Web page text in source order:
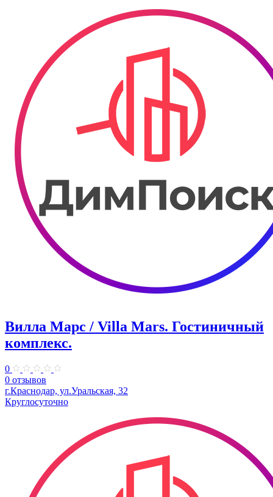
Вилла Марс / Villa Mars. Гостиничный
комплекс.
0
0 отзывов
г.Краснодар, ул.Уральская, 32
Круглосуточно